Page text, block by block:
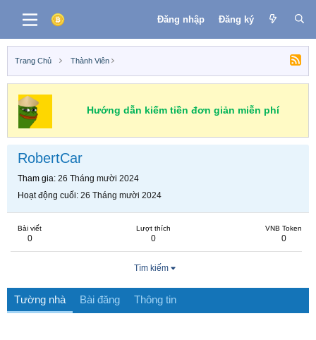
Đăng nhập Đăng ký
Trang Chủ Thành Viên
Hướng dẫn kiếm tiền đơn giản miễn phí
RobertCar
Tham gia 26 Tháng mười 2024
Hoạt động cuối 26 Tháng mười 2024
Bài viết
0
Lượt thích
0
VNB Token
0
Tìm kiếm
Tường nhà Bài đăng Thông tin